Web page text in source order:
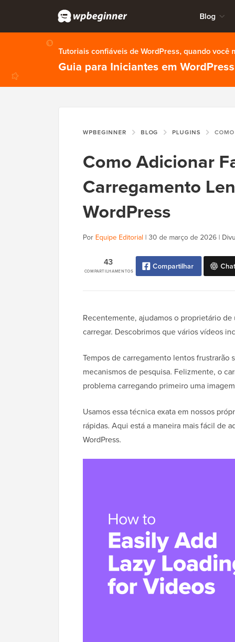
Blog
Tutoriais confiáveis de WordPress, quando você
Guia para Iniciantes em WordPress
WPBEGINNER BLOG PLUGINS COMO ADICIONAR
Como Adicionar
Carregamento
WordPress
Por Equipe Editorial | 30 de março de 2026 |
COMPARTILHAMENTOS
43 Compartilhar
Recentemente, ajudamos o proprietário
carregar. Descobrimos que vários vídeos
Tempos de carregamento lentos frustrarão
mecanismos de pesquisa. Felizmente, o
problema carregando primeiro uma
Usamos essa técnica exata em nossos
rápidas. Aqui está a maneira mais fácil de
WordPress.